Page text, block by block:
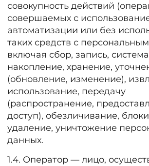
совокупность действий
совершаемых с
автоматизации или без
таких средств с
включая сбор, запись,
накопление, хранение,
(обновление, изменение),
использование, передачу
(распространение,
доступ), обезличивание,
удаление, уничтожение
данных.
1.4. Оператор — лицо,